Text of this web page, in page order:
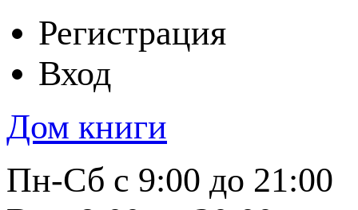
Регистрация
Вход
Дом книги
Пн-Сб с 9:00 до 21:00